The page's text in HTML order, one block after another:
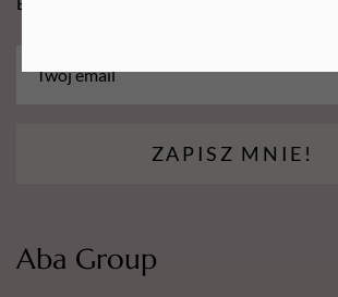
ZAPISZ MNIE!
Aba Group